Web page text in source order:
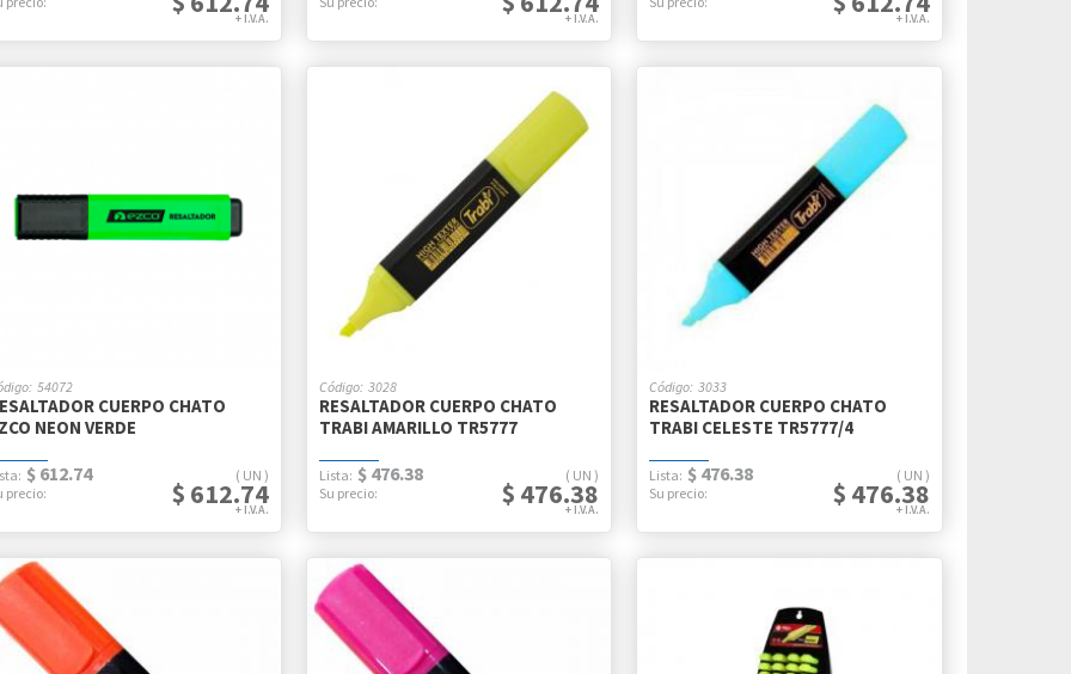
54072
CUERPO CHATO
NEON VERDE
UN
$ 612.74
$ 612.74
3028
RESALTADOR CUERPO CHATO
TRABI AMARILLO TR5777
UN
$ 476.38
$ 476.38
3033
RESALTADOR CUERPO CHATO
TRABI CELESTE TR5777/4
UN
$ 476.38
$ 476.38